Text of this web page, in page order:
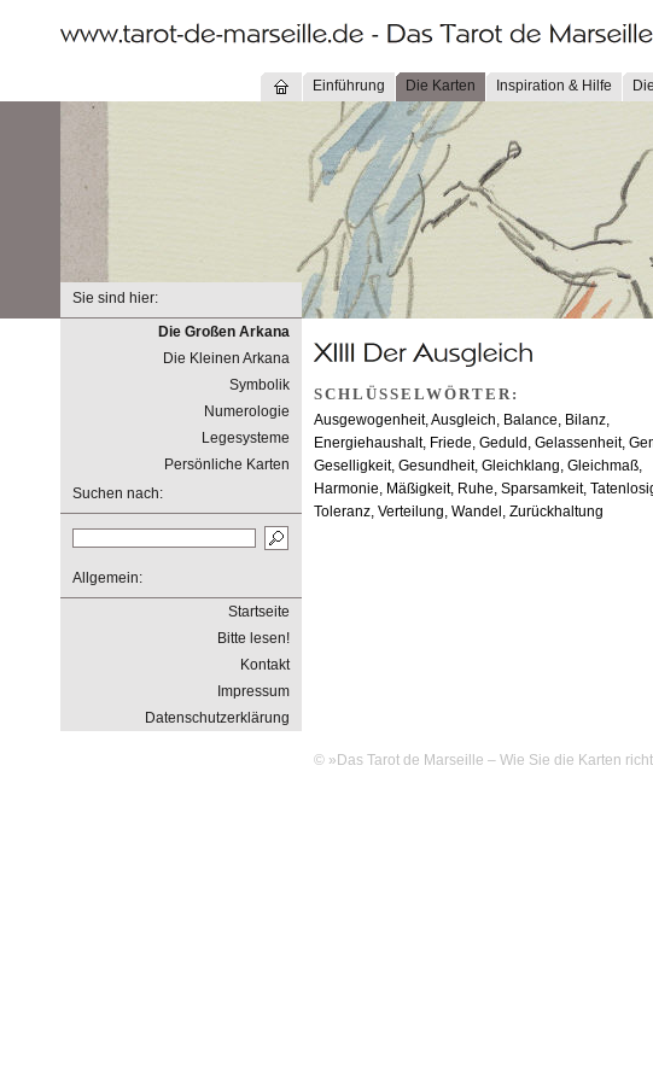
Einführung Die Karten Inspiration & Hilfe
Sie sind hier:
Die Großen Arkana
Die Kleinen Arkana
Symbolik
Numerologie
Legesysteme
Persönliche Karten
Suchen nach:
Allgemein:
Startseite
Bitte lesen!
Kontakt
Impressum
Datenschutzerklärung
SCHLÜSSELWÖRTER:
Ausgewogenheit, Ausgleich, Balance, Bilanz,
Energiehaushalt, Friede, Geduld, Gelassenheit,
Geselligkeit, Gesundheit, Gleichklang, Gleichmaß,
Harmonie, Mäßigkeit, Ruhe, Sparsamkeit,
Toleranz, Verteilung, Wandel, Zurückhaltung
© »Das Tarot de Marseille – Wie Sie die Karten